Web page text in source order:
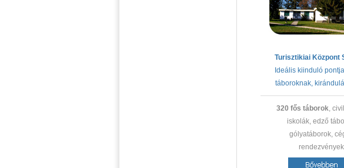
Turisztikiai Központ
Ideális kiinduló
táboroknak,
320 fős táborok,
iskolák, edző
gólyatáborok,
rendezvények